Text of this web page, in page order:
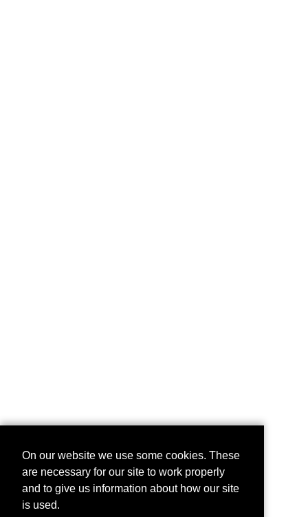
On our website we use some cookies. These
are necessary for our site to work properly
and to give us information about how our site
is used.